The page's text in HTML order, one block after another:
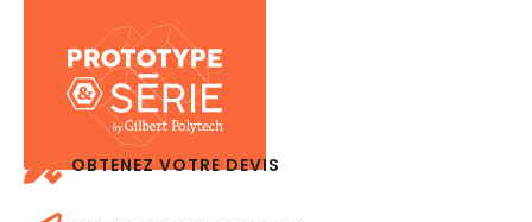
OBTENEZ VOTRE DEVIS